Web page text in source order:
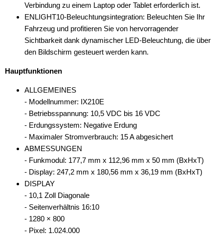
Verbindung zu einem Laptop oder Tablet erforderlich ist.
ENLIGHT10-Beleuchtungsintegration: Beleuchten Sie Ihr
Fahrzeug und profitieren Sie von hervorragender
Sichtbarkeit dank dynamischer LED-Beleuchtung, die über
den Bildschirm gesteuert werden kann.
Hauptfunktionen
ALLGEMEINES
- Modellnummer: IX210E
- Betriebsspannung: 10,5 VDC bis 16 VDC
- Erdungssystem: Negative Erdung
- Maximaler Stromverbrauch: 15 A abgesichert
ABMESSUNGEN
- Funkmodul: 177,7 mm x 112,96 mm x 50 mm (BxHxT)
- Display: 247,2 mm x 180,56 mm x 36,19 mm (BxHxT)
DISPLAY
- 10,1 Zoll Diagonale
- Seitenverhältnis 16:10
- 1280 × 800
- Pixel: 1.024.000